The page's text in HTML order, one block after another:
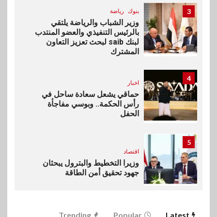
3 بنوك رياضة
وزير الشباب والرياضة يلتقي
بالرئيس التنفيذي والعضو المنتدب
لبنك saib لبحث تعزيز التعاون
المشترك
4
اخبار
حماقي يشعل سعادة ساحل في
رأس الحكمة.. وبوسي مفاجأة
الحفل
5
اقتصاد
وزيرا التخطيط والبترول يبحثان
جهود تحقيق أمن الطاقة
Latest
Popular
Trending